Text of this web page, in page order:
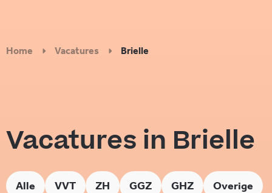
Home Vacatures Brielle
Vacatures in Brielle
Alle VVT ZH GGZ GHZ Overige